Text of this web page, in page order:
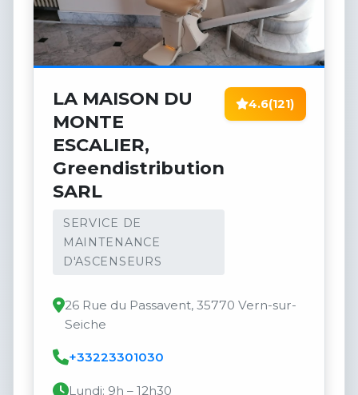
LA MAISON DU
MONTE
ESCALIER,
Greendistribution
SARL
SERVICE DE
MAINTENANCE
D'ASCENSEURS
4.6(121)
26 Rue du Passavent, 35770 Vern-sur-
Seiche
+33223301030
Lundi: 9h – 12h30